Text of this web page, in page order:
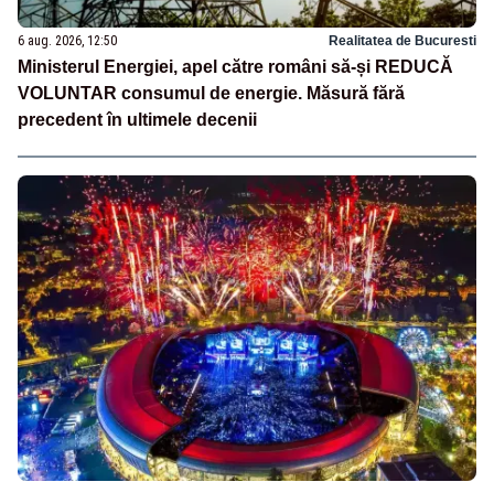
6 aug. 2026, 12:50 Realitatea de Bucuresti
Ministerul Energiei, apel către români să-și REDUCĂ
VOLUNTAR consumul de energie. Măsură fără
precedent în ultimele decenii